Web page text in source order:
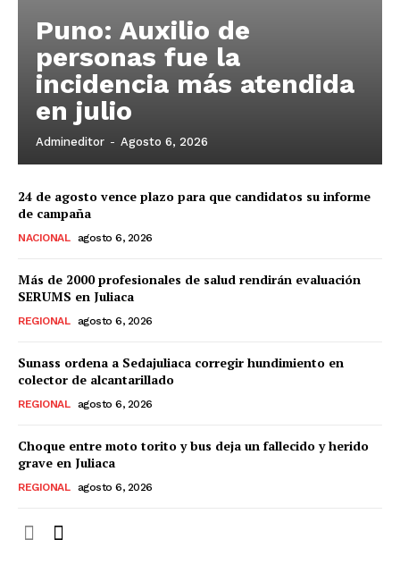
Puno: Auxilio de
personas fue la
incidencia más atendida
en julio
Admineditor - Agosto 6, 2026
24 de agosto vence plazo para que candidatos su informe
de campaña
NACIONAL agosto 6, 2026
Más de 2000 profesionales de salud rendirán evaluación
SERUMS en Juliaca
REGIONAL agosto 6, 2026
Sunass ordena a Sedajuliaca corregir hundimiento en
colector de alcantarillado
REGIONAL agosto 6, 2026
Choque entre moto torito y bus deja un fallecido y herido
grave en Juliaca
REGIONAL agosto 6, 2026